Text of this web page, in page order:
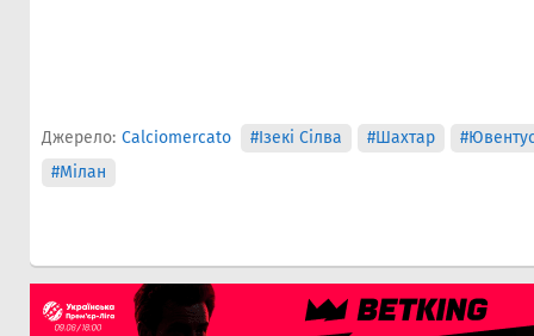
Джерело: Calciomercato #Ізекі Сілва #Шахтар
#Мілан